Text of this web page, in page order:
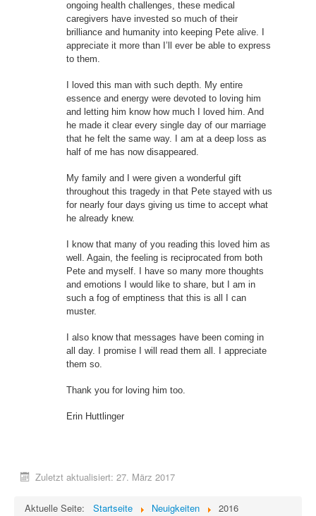
ongoing health challenges, these medical
caregivers have invested so much of their
brilliance and humanity into keeping Pete alive. I
appreciate it more than I’ll ever be able to express
to them.
I loved this man with such depth. My entire
essence and energy were devoted to loving him
and letting him know how much I loved him. And
he made it clear every single day of our marriage
that he felt the same way. I am at a deep loss as
half of me has now disappeared.
My family and I were given a wonderful gift
throughout this tragedy in that Pete stayed with us
for nearly four days giving us time to accept what
he already knew.
I know that many of you reading this loved him as
well. Again, the feeling is reciprocated from both
Pete and myself. I have so many more thoughts
and emotions I would like to share, but I am in
such a fog of emptiness that this is all I can
muster.
I also know that messages have been coming in
all day. I promise I will read them all. I appreciate
them so.
Thank you for loving him too.
Erin Huttlinger
Zuletzt aktualisiert: 27. März 2017
Aktuelle Seite: Startseite Neuigkeiten 2016